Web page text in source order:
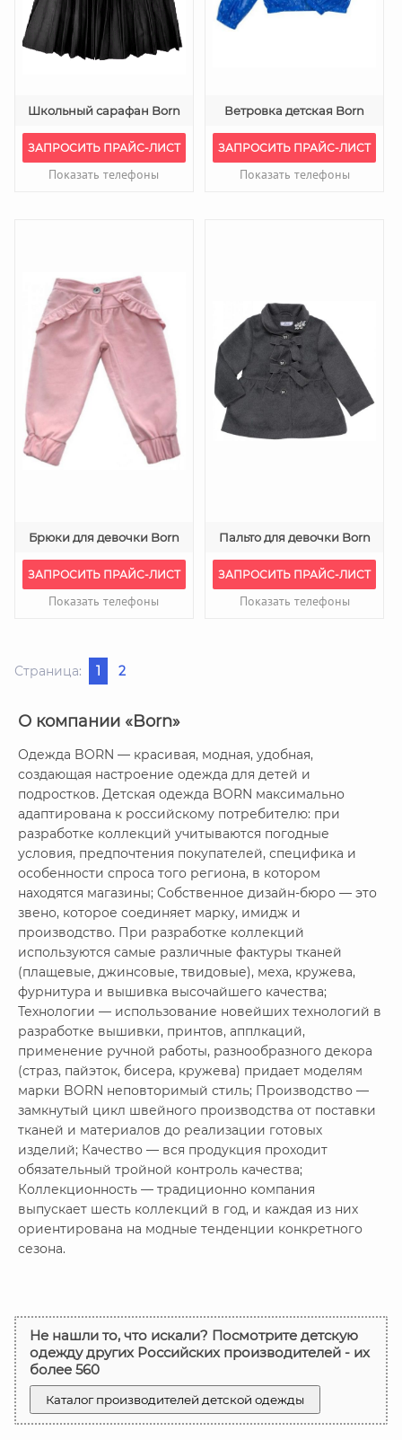
Школьный сарафан Born
ЗАПРОСИТЬ ПРАЙС-ЛИСТ
Показать телефоны
Ветровка детская Born
ЗАПРОСИТЬ ПРАЙС-ЛИСТ
Показать телефоны
Брюки для девочки Born
ЗАПРОСИТЬ ПРАЙС-ЛИСТ
Показать телефоны
Пальто для девочки Born
ЗАПРОСИТЬ ПРАЙС-ЛИСТ
Показать телефоны
Страница: 1 2
О компании «Born»
Одежда BORN — красивая, модная, удобная,
создающая настроение одежда для детей и
подростков. Детская одежда BORN максимально
адаптирована к российскому потребителю: при
разработке коллекций учитываются погодные
условия, предпочтения покупателей, специфика и
особенности спроса того региона, в котором
находятся магазины; Собственное дизайн-бюро — это
звено, которое соединяет марку, имидж и
производство. При разработке коллекций
используются самые различные фактуры тканей
(плащевые, джинсовые, твидовые), меха, кружева,
фурнитура и вышивка высочайшего качества;
Технологии — использование новейших технологий в
разработке вышивки, принтов, апплкаций,
применение ручной работы, разнообразного декора
(страз, пайэток, бисера, кружева) придает моделям
марки BORN неповторимый стиль; Производство —
замкнутый цикл швейного производства от поставки
тканей и материалов до реализации готовых
изделий; Качество — вся продукция проходит
обязательный тройной контроль качества;
Коллекционность — традиционно компания
выпускает шесть коллекций в год, и каждая из них
ориентирована на модные тенденции конкретного
сезона.
Не нашли то, что искали? Посмотрите детскую
одежду других Российских производителей - их
более 560
Каталог производителей детской одежды